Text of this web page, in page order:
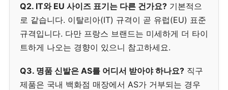
Q2. IT와 EU 사이즈 표기는 다른 건가요? 기본적으
로 같습니다. 이탈리아(IT) 규격이 곧 유럽(EU) 표준
규격입니다. 다만 프랑스 브랜드는 미세하게 더 타이
트하게 나오는 경향이 있으니 참고하세요.
Q3. 명품 신발은 AS를 어디서 받아야 하나요? 직구
제품은 국내 백화점 매장에서 AS가 거부되는 경우